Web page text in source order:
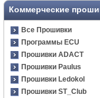
Коммерческие
Все Прошивки
Программы ECU
Прошивки ADACT
Прошивки Paulus
Прошивки Ledokol
Прошивки ST_Club